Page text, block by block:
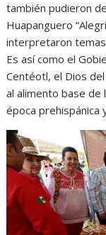
también pudieron
Huapanguero
interpretaron
Es así como el
Centéotl, el Dios
al alimento base de
época prehispánica